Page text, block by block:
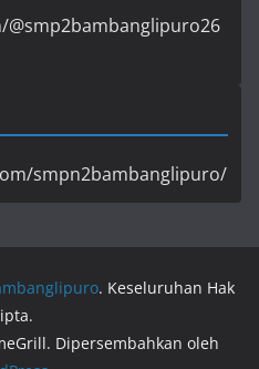
smpn2bambanglipuro/
. Keseluruhan Hak
Dipersembahkan oleh